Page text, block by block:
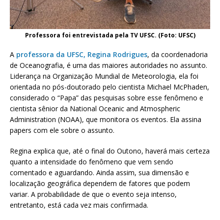
Professora foi entrevistada pela TV UFSC. (Foto: UFSC)
A professora da UFSC, Regina Rodrigues, da coordenadoria
de Oceanografia, é uma das maiores autoridades no assunto.
Liderança na Organização Mundial de Meteorologia, ela foi
orientada no pós-doutorado pelo cientista Michael McPhaden,
considerado o “Papa” das pesquisas sobre esse fenômeno e
cientista sênior da National Oceanic and Atmospheric
Administration (NOAA), que monitora os eventos. Ela assina
papers com ele sobre o assunto.
Regina explica que, até o final do Outono, haverá mais certeza
quanto a intensidade do fenômeno que vem sendo
comentado e aguardando. Ainda assim, sua dimensão e
localização geográfica dependem de fatores que podem
variar. A probabilidade de que o evento seja intenso,
entretanto, está cada vez mais confirmada.